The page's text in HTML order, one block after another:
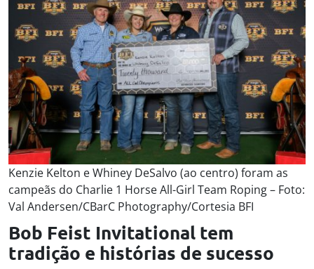
Kenzie Kelton e Whiney DeSalvo (ao centro) foram as
campeãs do Charlie 1 Horse All-Girl Team Roping – Foto:
Val Andersen/CBarC Photography/Cortesia BFI
Bob Feist Invitational tem
tradição e histórias de sucesso